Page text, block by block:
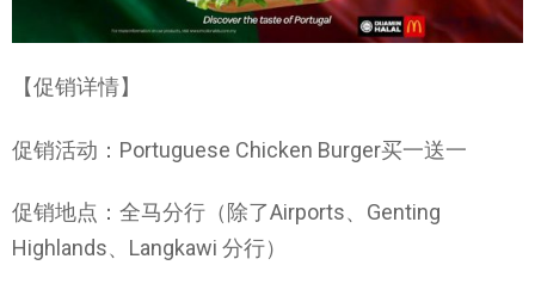
【促销详情】
促销活动：Portuguese Chicken Burger买一送一
促销地点：全马分行（除了Airports、Genting
Highlands、Langkawi 分行）